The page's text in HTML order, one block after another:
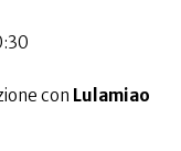
con Lulamiao